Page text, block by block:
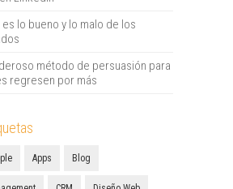
lo bueno y lo malo de los
método de persuasión para
regresen por más
Apps Blog